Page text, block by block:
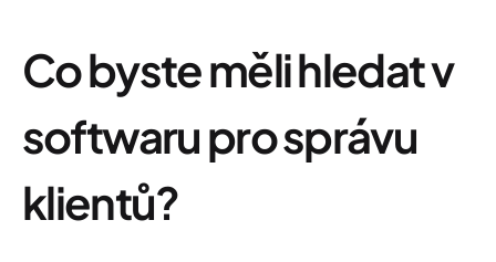
Co byste měli hledat v
softwaru pro správu
klientů?